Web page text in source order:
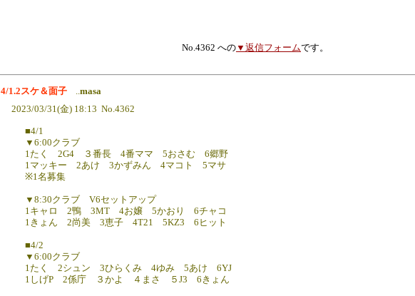
No.4362 への▼返信フォームです。
4/1.2スケ＆面子 ..masa
2023/03/31(金) 18:13 No.4362
■4/1
▼6:00クラブ
1たく 2G4 ３番長 4番ママ 5おさむ 6郷野
1マッキー 2あけ 3かずみん 4マコト 5マサ
※1名募集
▼8:30クラブ V6セットアップ
1キャロ 2鴨 3MT 4お嬢 5かおり 6チャコ
1きょん 2尚美 3恵子 4T21 5KZ3 6ヒット
■4/2
▼6:00クラブ
1たく 2シュン 3ひらくみ 4ゆみ 5あけ 6YJ
1しげP 2係庁 ３かよ ４まさ ５J3 6きょん